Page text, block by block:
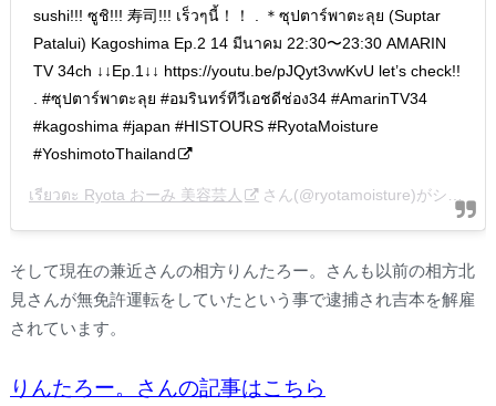
sushi!!! ซูชิ!!! 寿司!!! เร็วๆนี้！！ . ＊ซุปตาร์พาตะลุย (Suptar
Patalui) Kagoshima Ep.2 14 มีนาคม 22:30〜23:30 AMARIN
TV 34ch ↓↓Ep.1↓↓ https://youtu.be/pJQyt3vwKvU let’s check!!
. #ซุปตาร์พาตะลุย #อมรินทร์ทีวีเอชดีช่อง34 #AmarinTV34
#kagoshima #japan #HISTOURS #RyotaMoisture
#YoshimotoThailand
เรียวตะ Ryota おーみ 美容芸人 さん(@ryotamoisture)がシェアした投稿 –
そして現在の兼近さんの相方りんたろー。さんも以前の相方北
見さんが無免許運転をしていたという事で逮捕され吉本を解雇
されています。
りんたろー。さんの記事はこちら